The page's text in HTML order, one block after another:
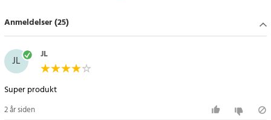
Anmeldelser (25)
JL JL
Super produkt
2 år siden